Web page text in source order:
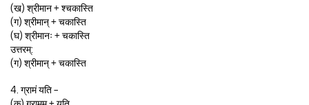
(ख) श्रीमान + श्चकास्ति
(ग) श्रीमान् + चकास्ति
(घ) श्रीमानः + चकास्ति
उत्तरम्:
(ग) श्रीमान् + चकास्ति
4. ग्रामं यति –